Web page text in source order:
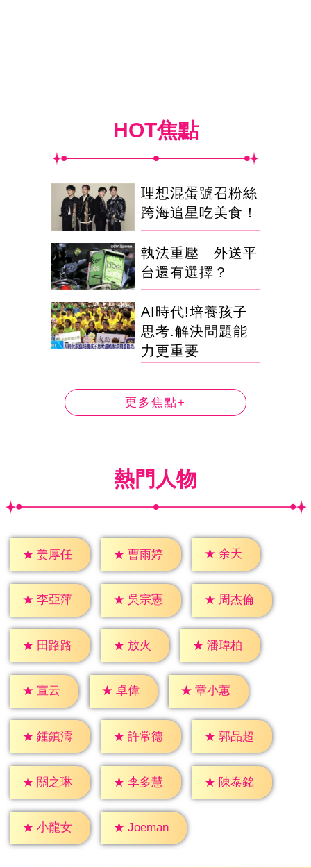
HOT焦點
理想混蛋號召粉絲
跨海追星吃美食！
執法重壓 外送平
台還有選擇？
AI時代!培養孩子
思考.解決問題能
力更重要
更多焦點+
熱門人物
★ 姜厚任 ★ 曹雨婷 ★ 余天
★ 李亞萍 ★ 吳宗憲 ★ 周杰倫
★ 田路路 ★ 放火 ★ 潘瑋柏
★ 宣云 ★ 卓偉 ★ 章小蕙
★ 鍾鎮濤 ★ 許常德 ★ 郭品超
★ 關之琳 ★ 李多慧 ★ 陳泰銘
★ 小龍女 ★ Joeman